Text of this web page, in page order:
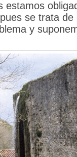
estamos
se trata de
y